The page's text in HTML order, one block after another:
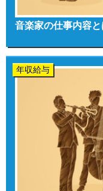
音楽家の仕事内容
年収給与